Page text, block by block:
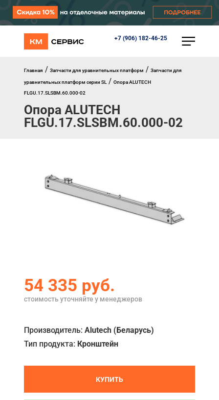
+7 (906) 182-46-25
КАТАЛОГ
Перегрузочное оборудование
Уличные калитки
Шлагбаумы
Противопожарные ворота
Противопожарные шторы
Окна, порталы, двери
Ремонт
Сервис
О компании
Контакты
Главная / Запчасти для уравнительных платформ / Запчасти для
уравнительных платформ серии SL / Опора ALUTECH
FLGU.17.SLSBM.60.000-02
Опора ALUTECH
FLGU.17.SLSBM.60.000-02
54 335 руб.
стоимость уточняйте у менеджеров
Производитель: Alutech (Беларусь)
Тип продукта: Кронштейн
КУПИТЬ